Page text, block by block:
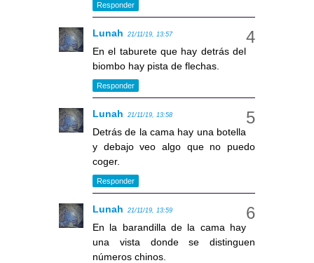
Responder
Lunah 21/11/19, 13:57
En el taburete que hay detrás del
biombo hay pista de flechas.
Responder
Lunah 21/11/19, 13:58
Detrás de la cama hay una botella
y debajo veo algo que no puedo
coger.
Responder
Lunah 21/11/19, 13:59
En la barandilla de la cama hay
una vista donde se distinguen
números chinos.